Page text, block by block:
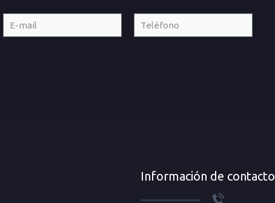
Información de contacto